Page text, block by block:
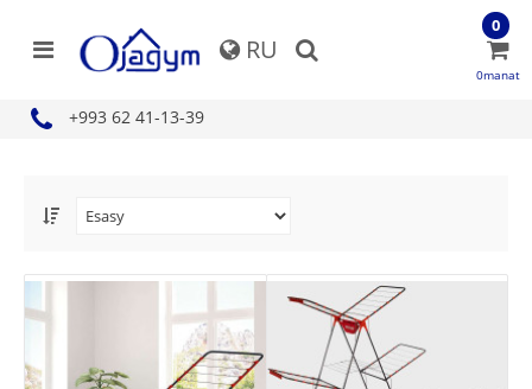
RU
+993 62 41-13-39
0
0manat